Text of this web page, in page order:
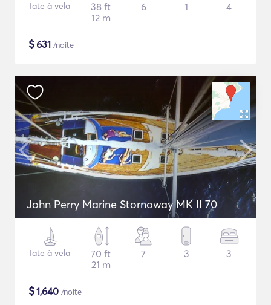
Iate à vela
38 ft
12 m
6 1 4
$631 /noite
John Perry Marine Stornoway MK II 70
Iate à vela
70 ft
21 m
7 3 3
$1,640 /noite